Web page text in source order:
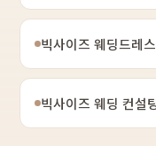
빅사이즈 웨딩드레
빅사이즈 웨딩 컨설